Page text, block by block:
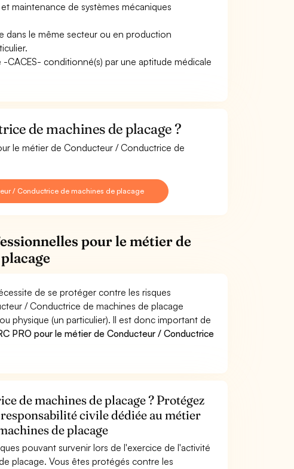
maintenance de systèmes mécaniques
dans le même secteur ou en production
CACES- conditionné(s) par une aptitude médicale
de machines de placage ?
le métier de Conducteur / Conductrice de
/ Conductrice de machines de placage
pour le métier de
de se protéger contre les risques
/ Conductrice de machines de placage
physique (un particulier). Il est donc important de
PRO pour le métier de Conducteur / Conductrice
de machines de placage ? Protégez
civile dédiée au métier
de placage
pouvant survenir lors de l'exercice de l'activité
placage. Vous êtes protégés contre les